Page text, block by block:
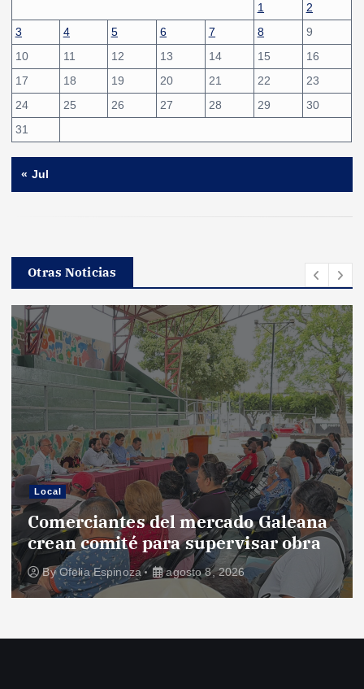
1
2
3
4 5 6 7 8
9
10
11 12 13 14 15
16
17
18 19 20 21 22
23
24
25 26 27 28 29
30
31
« Jul
Otras Noticias
Local
Comerciantes del mercado Galeana
crean comité para supervisar obra
ByOfelia Espinoza agosto 8, 2026